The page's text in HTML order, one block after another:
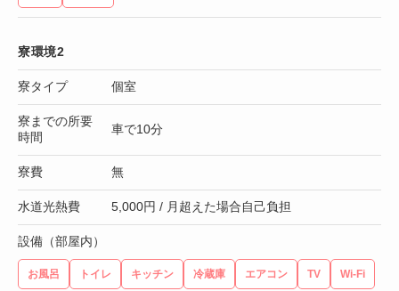
寮環境2
寮タイプ 個室
寮までの所要
時間
車で10分
寮費 無
水道光熱費 5,000円 / 月超えた場合自己負担
設備（部屋内）
お風呂 トイレ キッチン 冷蔵庫 エアコン TV Wi-Fi